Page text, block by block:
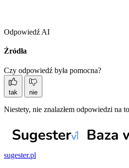
Odpowiedź AI
Źródła
Czy odpowiedź była pomocna?
tak nie
Niestety, nie znalazłem odpowiedzi na
sugester.pl